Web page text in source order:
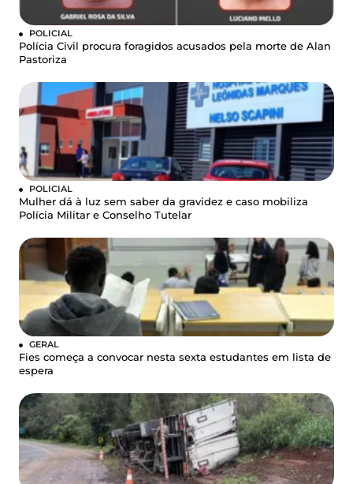
POLICIAL
Polícia Civil procura foragidos acusados pela morte de Alan
Pastoriza
POLICIAL
Mulher dá à luz sem saber da gravidez e caso mobiliza
Polícia Militar e Conselho Tutelar
GERAL
Fies começa a convocar nesta sexta estudantes em lista de
espera